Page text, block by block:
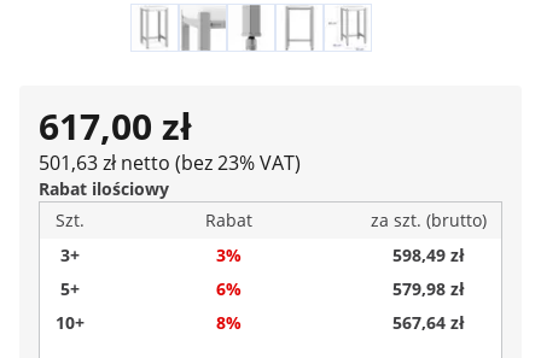
617,00 zł
501,63 zł netto (bez 23% VAT)
Rabat ilościowy
Szt.
Rabat
za szt. (brutto)
3+
3%
598,49 zł
5+
6%
579,98 zł
10+
8% 567,64 zł